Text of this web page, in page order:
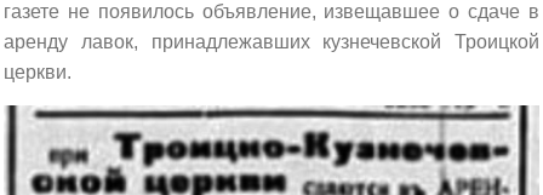
газете не появилось объявление, извещавшее о сдаче в
аренду лавок, принадлежавших кузнечевской Троицкой
церкви.